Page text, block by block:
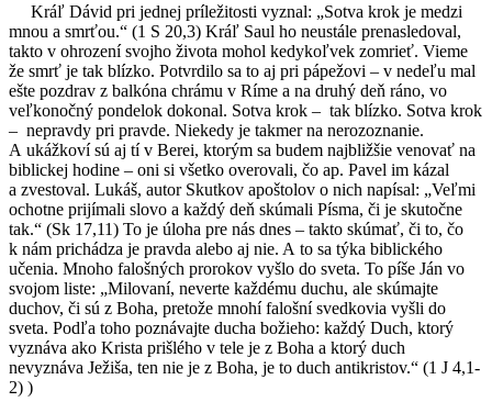
Kráľ Dávid pri jednej príležitosti vyznal: „Sotva krok je medzi
mnou a smrťou.“ (1 S 20,3) Kráľ Saul ho neustále prenasledoval,
takto v ohrození svojho života mohol kedykoľvek zomrieť. Vieme
že smrť je tak blízko. Potvrdilo sa to aj pri pápežovi – v nedeľu mal
ešte pozdrav z balkóna chrámu v Ríme a na druhý deň ráno, vo
veľkonočný pondelok dokonal. Sotva krok – tak blízko. Sotva krok
– nepravdy pri pravde. Niekedy je takmer na nerozoznanie.
A ukážkoví sú aj tí v Berei, ktorým sa budem najbližšie venovať na
biblickej hodine – oni si všetko overovali, čo ap. Pavel im kázal
a zvestoval. Lukáš, autor Skutkov apoštolov o nich napísal: „Veľmi
ochotne prijímali slovo a každý deň skúmali Písma, či je skutočne
tak.“ (Sk 17,11) To je úloha pre nás dnes – takto skúmať, či to, čo
k nám prichádza je pravda alebo aj nie. A to sa týka biblického
učenia. Mnoho falošných prorokov vyšlo do sveta. To píše Ján vo
svojom liste: „Milovaní, neverte každému duchu, ale skúmajte
duchov, či sú z Boha, pretože mnohí falošní svedkovia vyšli do
sveta. Podľa toho poznávajte ducha božieho: každý Duch, ktorý
vyznáva ako Krista prišlého v tele je z Boha a ktorý duch
nevyznáva Ježiša, ten nie je z Boha, je to duch antikristov.“ (1 J 4,1-
2) )